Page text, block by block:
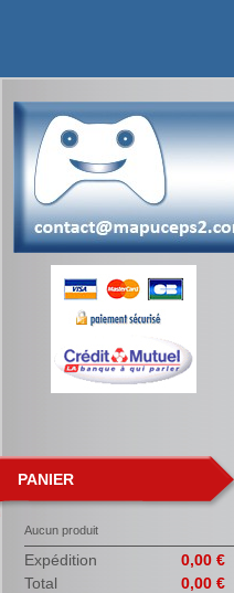
PANIER
Aucun produit
Expédition
0,00 €
Total
0,00 €